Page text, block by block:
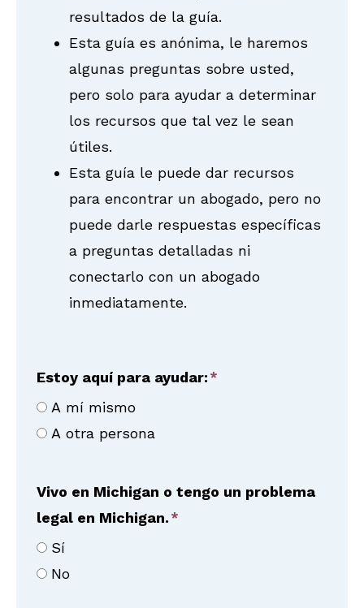
resultados de la guía.
Esta guía es anónima, le haremos
algunas preguntas sobre usted,
pero solo para ayudar a determinar
los recursos que tal vez le sean
útiles.
Esta guía le puede dar recursos
para encontrar un abogado, pero no
puede darle respuestas específicas
a preguntas detalladas ni
conectarlo con un abogado
inmediatamente.
Estoy aquí para ayudar:
A mí mismo
A otra persona
Vivo en Michigan o tengo un problema
legal en Michigan.
Sí
No